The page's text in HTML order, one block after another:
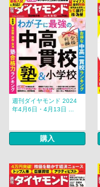
週刊ダイヤモンド 2024
年4月6日・4月13日 ...
購入